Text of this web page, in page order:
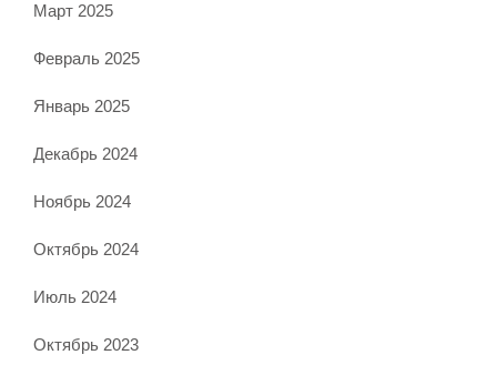
Март 2025
Февраль 2025
Январь 2025
Декабрь 2024
Ноябрь 2024
Октябрь 2024
Июль 2024
Октябрь 2023